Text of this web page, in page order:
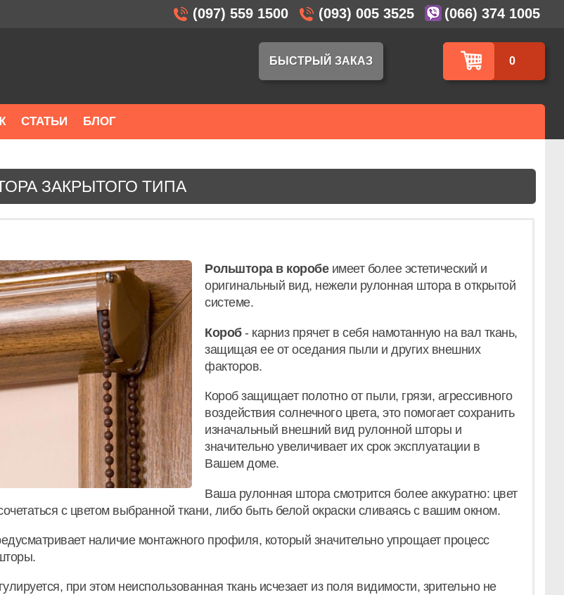
ЗАКРЫТОГО ТИПА
Рольштора в коробеимеет более эстетический и
оригинальный вид, нежели рулонная штора в открытой
системе.
Короб- карниз прячет в себя намотанную на вал ткань,
защищая ее от оседания пыли и других внешних
факторов.
Короб защищает полотно от пыли, грязи, агрессивного
воздействия солнечного цвета, это помогает сохранить
изначальный внешний вид рулонной шторы и
значительно увеличивает их срок эксплуатации в
Вашем доме.
Ваша рулонная штора смотрится более аккуратно: цвет
с цветом выбранной ткани, либо быть белой окраски сливаясь с вашим окном.
наличие монтажного профиля, который значительно упрощает процесс
при этом неиспользованная ткань исчезает из поля видимости, зрительно не
(097) 559 1500 (093) 005 3525 (066) 374 1005
БЫСТРЫЙ ЗАКАЗ 0
СТАТЬИ БЛОГ